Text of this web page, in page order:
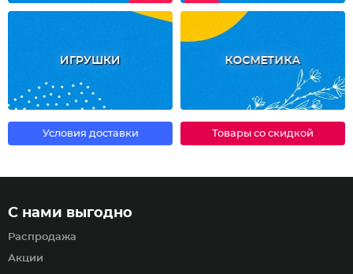
ИГРУШКИ КОСМЕТИКА
Условия доставки Товары со скидкой
С нами выгодно
Распродажа
Акции